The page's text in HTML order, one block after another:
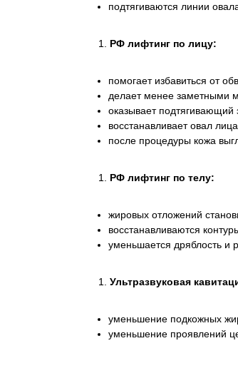
подтягиваются линии
РФ лифтинг по лицу:
помогает избавиться от
делает менее заметными
оказывает
восстанавливает овал лица
после процедуры кожа
РФ лифтинг по телу:
жировых отложений
восстанавливаются
уменьшается дряблость и
Ультразвуковая
уменьшение подкожных
уменьшение проявлений